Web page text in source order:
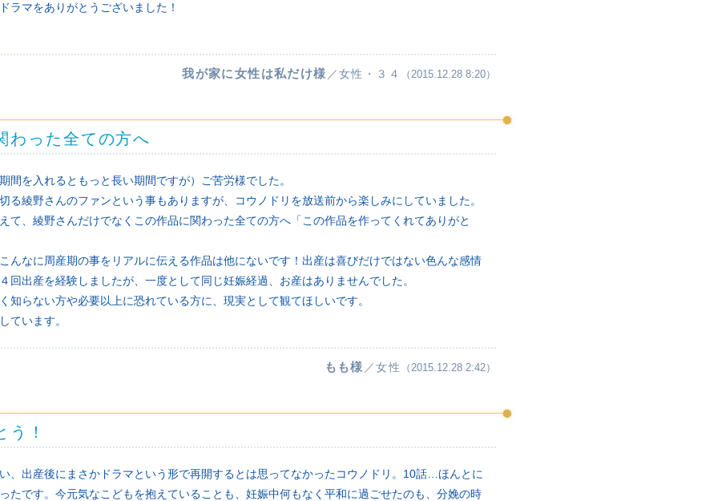
ラマをありがとうございました！
我が家に女性は私だけ様 ／女性・３４ （2015.12.28 8:20）
わった全ての方へ
間を入れるともっと長い期間ですが）ご苦労様でした。
る綾野さんのファンという事もありますが、コウノドリを放送前から楽しみにしていました。
て、綾野さんだけでなくこの作品に関わった全ての方へ「この作品を作ってくれてありがと
んなに周産期の事をリアルに伝える作品は他にないです！出産は喜びだけではない色んな感情
回出産を経験しましたが、一度として同じ妊娠経過、お産はありませんでした。
知らない方や必要以上に恐れている方に、現実として観てほしいです。
ています。
もも様 ／女性 （2015.12.28 2:42）
う！
、出産後にまさかドラマという形で再開するとは思ってなかったコウノドリ。10話…ほんとに
たです。今元気なこどもを抱えていることも、妊娠中何もなく平和に過ごせたのも、分娩の時